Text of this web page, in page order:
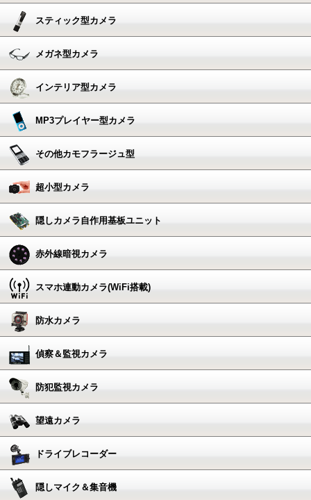
スティック型カメラ
メガネ型カメラ
インテリア型カメラ
MP3プレイヤー型カメラ
その他カモフラージュ型
超小型カメラ
隠しカメラ自作用基板ユニット
赤外線暗視カメラ
スマホ連動カメラ(WiFi搭載)
防水カメラ
偵察＆監視カメラ
防犯監視カメラ
望遠カメラ
ドライブレコーダー
隠しマイク＆集音機